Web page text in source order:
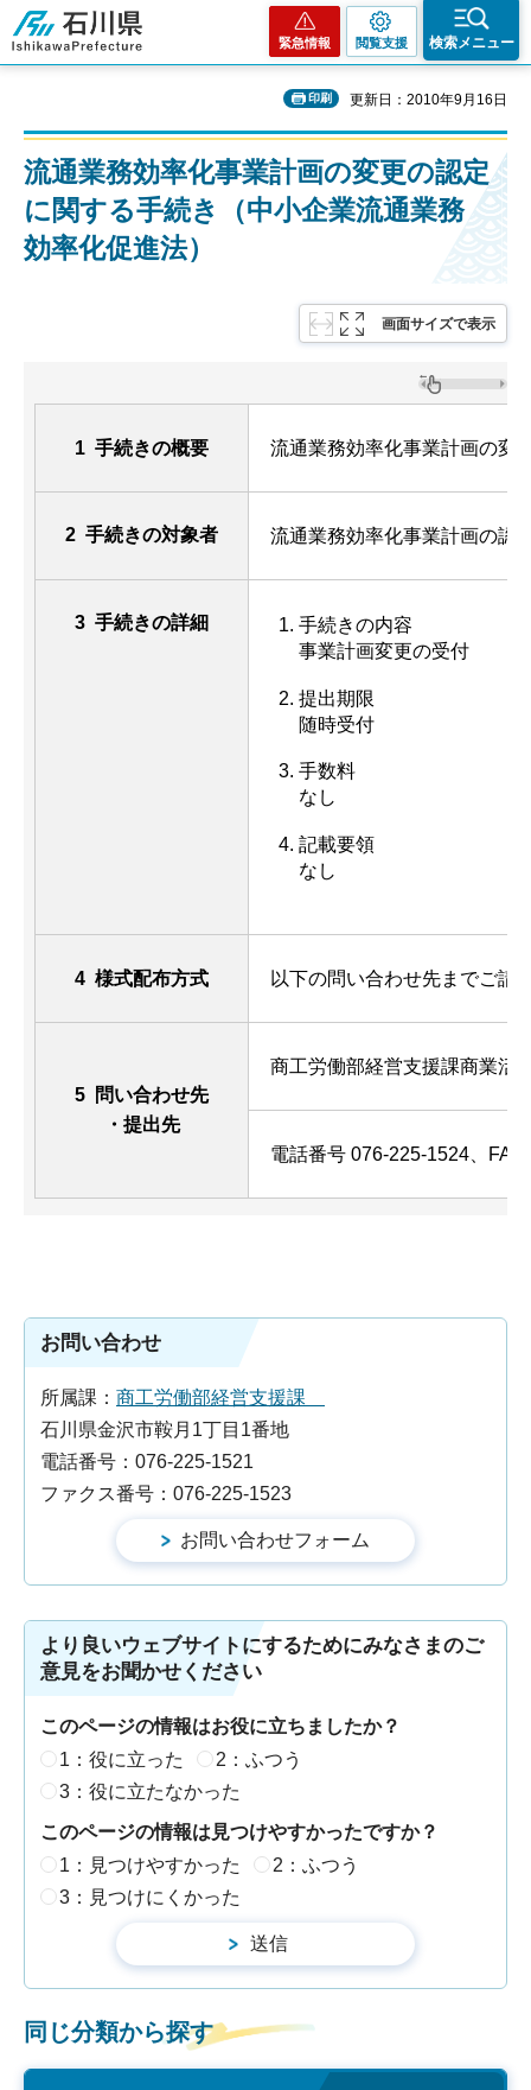
石川県
緊急情報 閲覧支援 検索メニュー
印刷 更新日：2010年9月16日
流通業務効率化事業計画の変更の認定
に関する手続き（中小企業流通業務
効率化促進法）
画面サイズで表示
1 手続きの概要 流通業務効率化事業計画の変
2 手続きの対象者 流通業務効率化事業計画の認
3 手続きの詳細
手続きの内容
事業計画変更の受付
提出期限
随時受付
手数料
なし
記載要領
なし
4 様式配布方式 以下の問い合わせ先までご請
5 問い合わせ先
・提出先
商工労働部経営支援課商業活
電話番号 076-225-1524、
お問い合わせ
所属課： 商工労働部経営支援課
石川県金沢市鞍月1丁目1番地
電話番号：076-225-1521
ファクス番号：076-225-1523
より良いウェブサイトにするためにみなさまのご
意見をお聞かせください
このページの情報はお役に立ちましたか？
1：役に立った
2：ふつう
3：役に立たなかった
このページの情報は見つけやすかったですか？
1：見つけやすかった
2：ふつう
3：見つけにくかった
同じ分類から探す